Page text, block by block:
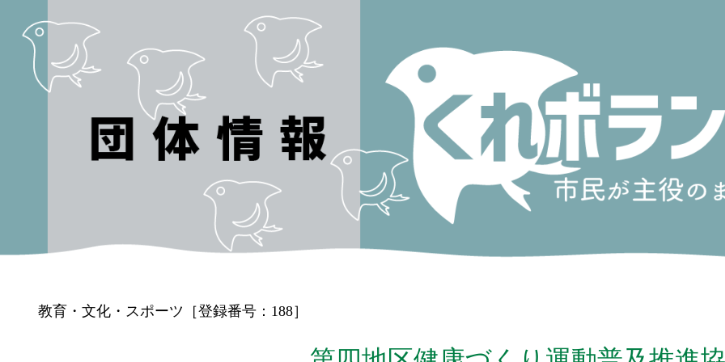
教育・文化・スポーツ［登録番号：188］